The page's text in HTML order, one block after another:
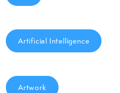
Artificial Intelligence
Artwork